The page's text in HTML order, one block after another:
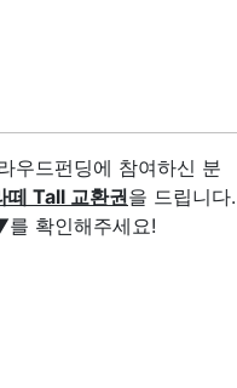
우드펀딩에 참여하신 분
떼 Tall 교환권을 드립니다.
확인해주세요!